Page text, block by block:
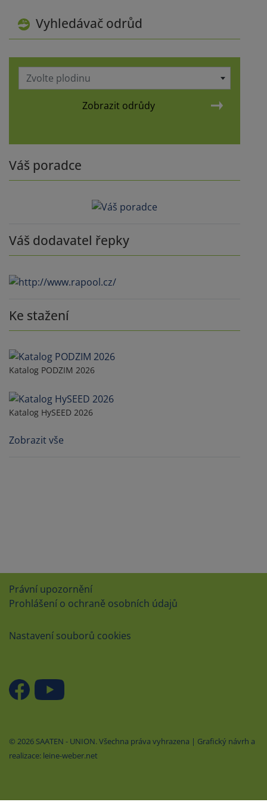
Vyhledávač odrůd
Zvolte plodinu
Zobrazit odrůdy
Váš poradce
Váš dodavatel řepky
Ke stažení
Katalog PODZIM 2026
Katalog HySEED 2026
Zobrazit vše
Právní upozornění
Prohlášení o ochraně osobních údajů
Nastavení souborů cookies
© 2026 SAATEN - UNION. Všechna práva vyhrazena | Grafický návrh a
realizace: leine-weber.net